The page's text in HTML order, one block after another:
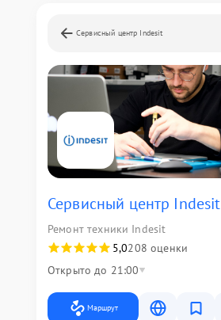
Сервисный центр Indesit
Сервисный центр Indesit
Ремонт техники Indesit
5,0208 оценки
Открыто до 21:00
Маршрут